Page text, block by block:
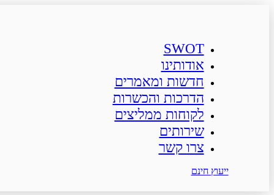
SWOT
אודותינו
חדשות ומאמרים
הדרכות והכשרות
לקוחות ממליצים
שירותים
צרו קשר
ייעוץ חינם